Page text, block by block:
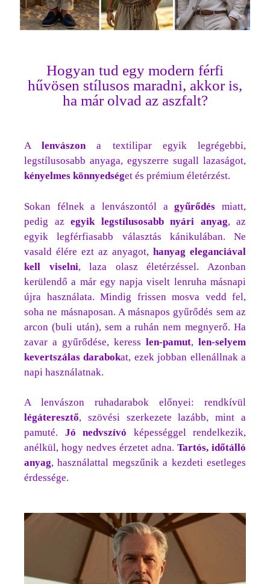
Hogyan tud egy modern férfi
hűvösen stílusos maradni, akkor is,
ha már olvad az aszfalt?
Alenvászona textilipar egyik legrégebbi,
legstílusosabb anyaga, egyszerre sugall lazaságot,
kényelmes könnyedséget és prémium életérzést.
Sokan félnek a lenvászontól agyűrődés miatt,
pedig az egyik legstílusosabb nyári anyag, az
egyik legférfiasabb választás kánikulában. Ne
vasald élére ezt az anyagot, hanyag eleganciával
kell viselni, laza olasz életérzéssel. Azonban
kerülendő a már egy napja viselt lenruha másnapi
újra használata. Mindig frissen mosva vedd fel,
soha ne másnaposan. A másnapos gyűrődés sem az
arcon (buli után), sem a ruhán nem megnyerő. Ha
zavar a gyűrődése, keress len-pamut, len-selyem
kevertszálas darabokat, ezek jobban ellenállnak a
napi használatnak.
A lenvászon ruhadarabok előnyei: rendkívül
légáteresztő, szövési szerkezete lazább, mint a
pamuté. Jó nedvszívó képességgel rendelkezik,
anélkül, hogy nedves érzetet adna. Tartós, időtálló
anyag, használattal megszűnik a kezdeti esetleges
érdessége.